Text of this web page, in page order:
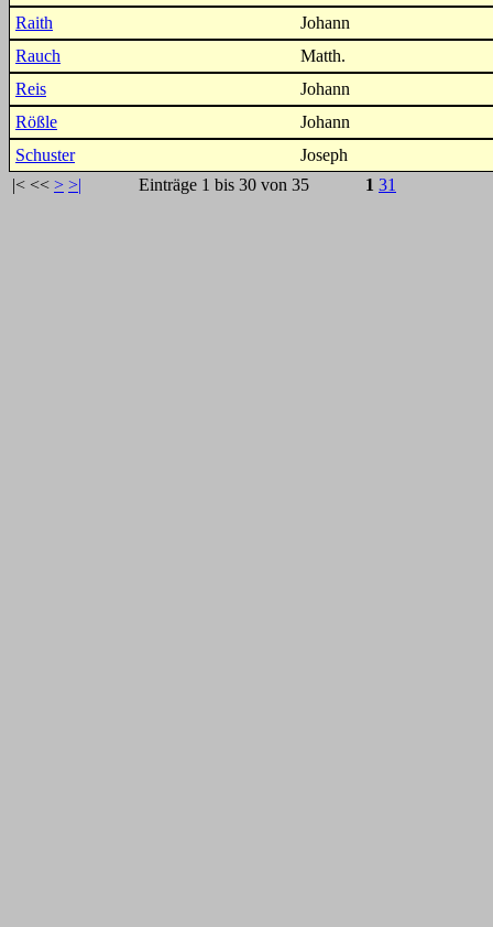
Raith
Johann
Rauch
Matth.
Reis
Johann
Rößle
Johann
Schuster
Joseph
|< << > >| Einträge 1 bis 30 von 35 1 31